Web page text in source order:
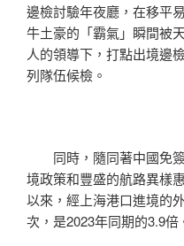
邊檢討驗年夜廳，在移平
牛土豪的「霸氣」瞬間被
人的領導下，打點出境邊
列隊伍候檢。
同時，隨同著中國免
境政策和豐盛的航路異樣
以來，經上海港口進境的
次，是2023年同期的3.9倍